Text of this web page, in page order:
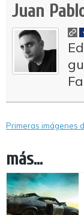
Juan
Primeras imágenes
más...